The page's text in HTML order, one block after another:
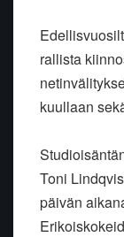
rallista
kuullaan
Toni
päivän